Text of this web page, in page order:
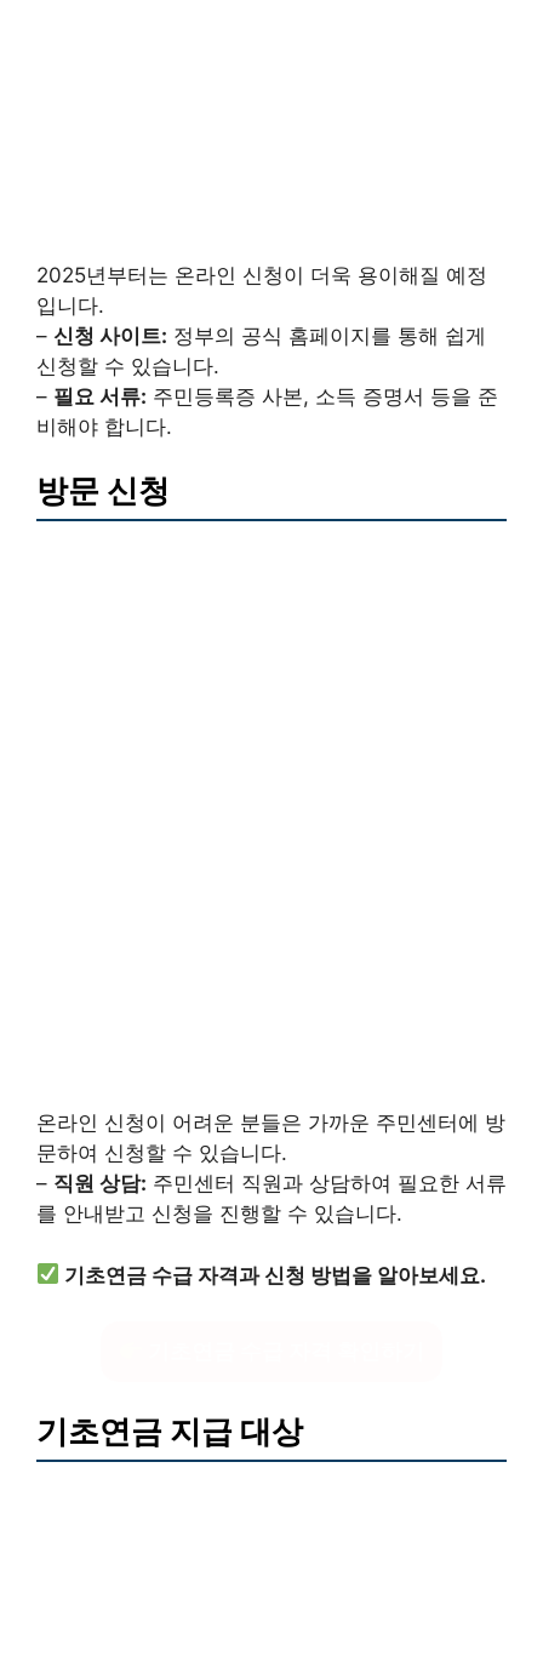
2025년부터는 온라인 신청이 더욱 용이해질 예정
입니다.
– 신청 사이트: 정부의 공식 홈페이지를 통해 쉽게
신청할 수 있습니다.
– 필요 서류: 주민등록증 사본, 소득 증명서 등을 준
비해야 합니다.
방문 신청
온라인 신청이 어려운 분들은 가까운 주민센터에 방
문하여 신청할 수 있습니다.
– 직원 상담: 주민센터 직원과 상담하여 필요한 서류
를 안내받고 신청을 진행할 수 있습니다.
기초연금 수급 자격과 신청 방법을 알아보세요.
기초연금 지급 대상